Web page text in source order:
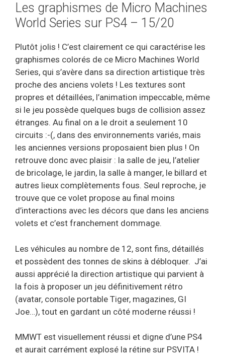
Les graphismes de Micro Machines
World Series sur PS4 – 15/20
Plutôt jolis ! C’est clairement ce qui caractérise les
graphismes colorés de ce Micro Machines World
Series, qui s’avère dans sa direction artistique très
proche des anciens volets ! Les textures sont
propres et détaillées, l’animation impeccable, même
si le jeu possède quelques bugs de collision assez
étranges. Au final on a le droit a seulement 10
circuits :-(, dans des environnements variés, mais
les anciennes versions proposaient bien plus ! On
retrouve donc avec plaisir : la salle de jeu, l’atelier
de bricolage, le jardin, la salle à manger, le billard et
autres lieux complètements fous. Seul reproche, je
trouve que ce volet propose au final moins
d’interactions avec les décors que dans les anciens
volets et c’est franchement dommage.
Les véhicules au nombre de 12, sont fins, détaillés
et possèdent des tonnes de skins à débloquer. J’ai
aussi apprécié la direction artistique qui parvient à
la fois à proposer un jeu définitivement rétro
(avatar, console portable Tiger, magazines, GI
Joe…), tout en gardant un côté moderne réussi !
MMWT est visuellement réussi et digne d’une PS4
et aurait carrément explosé la rétine sur PSVITA !